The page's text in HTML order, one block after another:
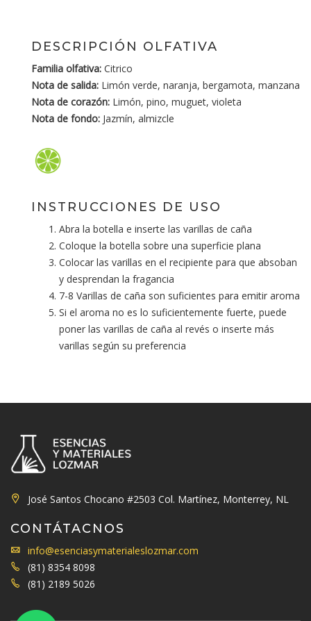
DESCRIPCIÓN OLFATIVA
Familia olfativa: Citrico
Nota de salida: Limón verde, naranja, bergamota, manzana
Nota de corazón: Limón, pino, muguet, violeta
Nota de fondo: Jazmín, almizcle
INSTRUCCIONES DE USO
Abra la botella e inserte las varillas de caña
Coloque la botella sobre una superficie plana
Colocar las varillas en el recipiente para que absoban
y desprendan la fragancia
7-8 Varillas de caña son suficientes para emitir aroma
Si el aroma no es lo suficientemente fuerte, puede
poner las varillas de caña al revés o inserte más
varillas según su preferencia
José Santos Chocano #2503 Col. Martínez, Monterrey, NL
CONTÁTACNOS
info@esenciasymaterialeslozmar.com
(81) 8354 8098
(81) 2189 5026